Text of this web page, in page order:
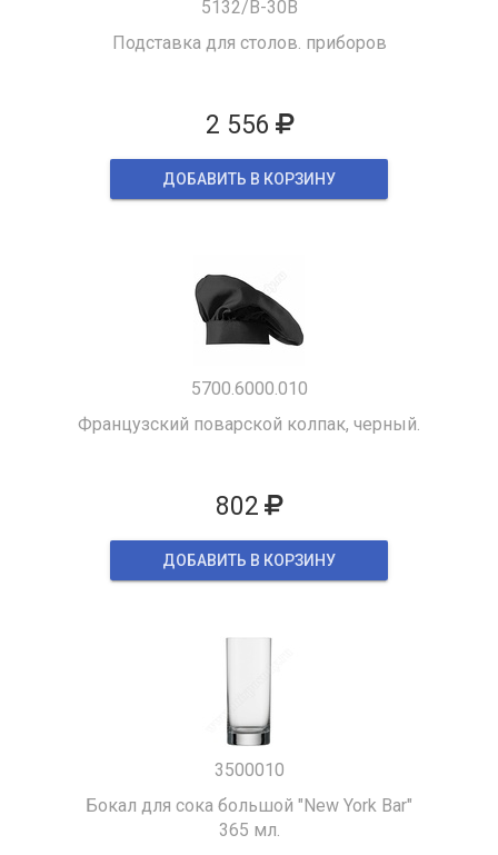
5132/B-30B
Подставка для столов. приборов
2 556
ДОБАВИТЬ В КОРЗИНУ
5700.6000.010
Французский поварской колпак, черный.
802
ДОБАВИТЬ В КОРЗИНУ
3500010
Бокал для сока большой "New York Bar"
365 мл.